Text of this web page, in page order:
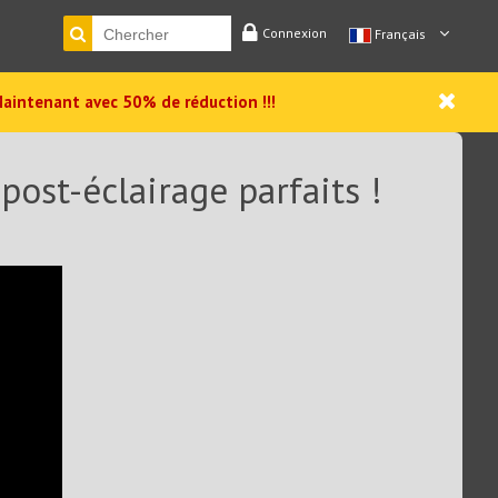
Connexion Français
avec 50% de réduction !!!
éclairage parfaits !